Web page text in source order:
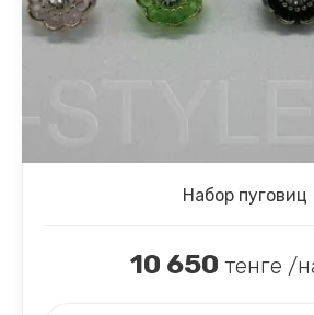
Набор пуговиц
10 650 тенге /